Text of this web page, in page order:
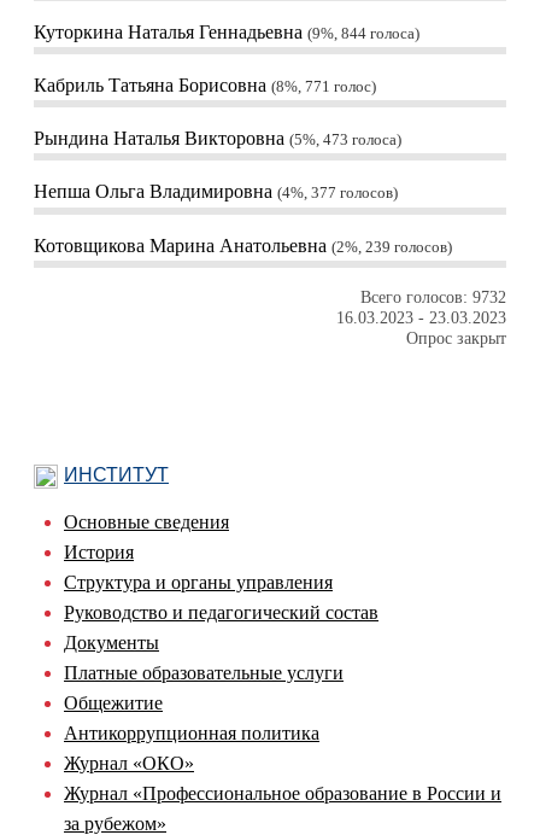
Куторкина Наталья Геннадьевна 9%, 844 голоса
Кабриль Татьяна Борисовна 8%, 771 голос
Рындина Наталья Викторовна 5%, 473 голоса
Непша Ольга Владимировна 4%, 377 голосов
Котовщикова Марина Анатольевна 2%, 239 голосов
Всего голосов: 9732
16.03.2023 - 23.03.2023
Опрос закрыт
ИНСТИТУТ
Основные сведения
История
Структура и органы управления
Руководство и педагогический состав
Документы
Платные образовательные услуги
Общежитие
Антикоррупционная политика
Журнал «ОКО»
Журнал «Профессиональное образование в России и
за рубежом»